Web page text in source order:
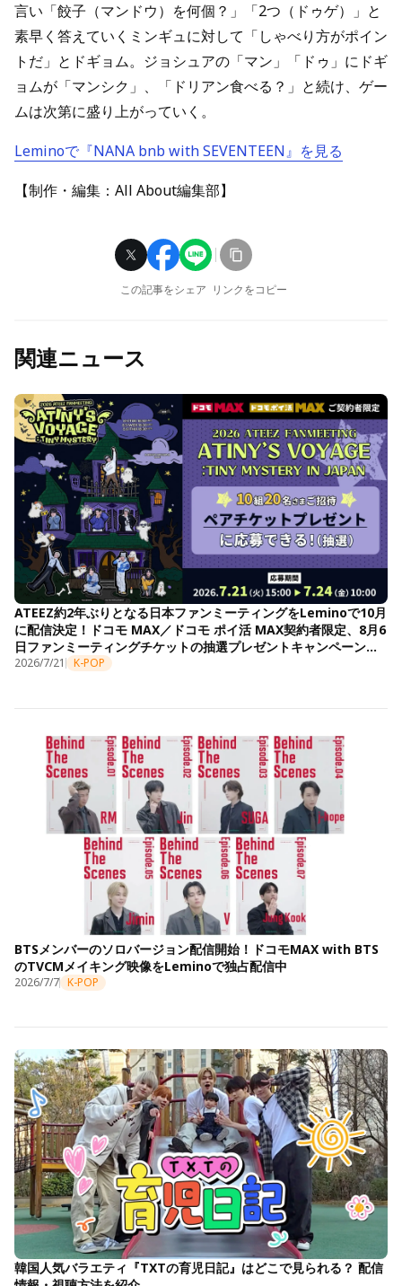
言い「餃子（マンドウ）を何個？」「2つ（ドゥゲ）」と
素早く答えていくミンギュに対して「しゃべり方がポイン
トだ」とドギョム。ジョシュアの「マン」「ドゥ」にドギ
ョムが「マンシク」、「ドリアン食べる？」と続け、ゲー
ムは次第に盛り上がっていく。
Leminoで『NANA bnb with SEVENTEEN』を見る
【制作・編集：All About編集部】
この記事をシェア リンクをコピー
関連ニュース
ATEEZ約2年ぶりとなる日本ファンミーティングをLeminoで10月
に配信決定！ドコモ MAX／ドコモ ポイ活 MAX契約者限定、8月6
日ファンミーティングチケットの抽選プレゼントキャンペーンも
開始
2026/7/21 K-POP
BTSメンバーのソロバージョン配信開始！ドコモMAX with BTS
のTVCMメイキング映像をLeminoで独占配信中
2026/7/7 K-POP
韓国人気バラエティ『TXTの育児日記』はどこで見られる？ 配信